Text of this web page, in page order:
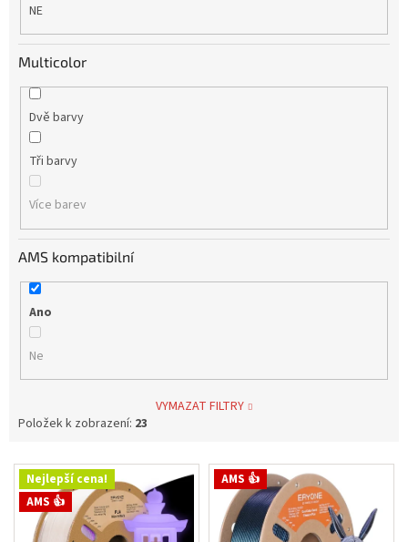
NE
Multicolor
Dvě barvy
Tři barvy
Více barev
AMS kompatibilní
Ano
Ne
VYMAZAT FILTRY
Položek k zobrazení: 23
V Nejlepší cena!
AMS 👍
AMS 👍